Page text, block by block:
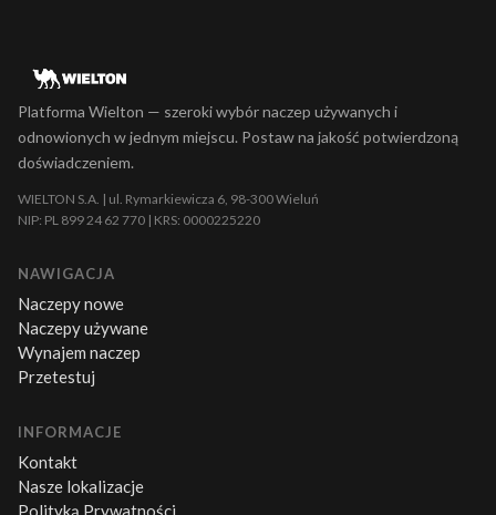
Platforma Wielton — szeroki wybór naczep używanych i
odnowionych w jednym miejscu. Postaw na jakość potwierdzoną
doświadczeniem.
WIELTON S.A. | ul. Rymarkiewicza 6, 98-300 Wieluń
NIP: PL 899 24 62 770 | KRS: 0000225220
NAWIGACJA
Naczepy nowe
Naczepy używane
Wynajem naczep
Przetestuj
INFORMACJE
Kontakt
Nasze lokalizacje
Polityką Prywatności